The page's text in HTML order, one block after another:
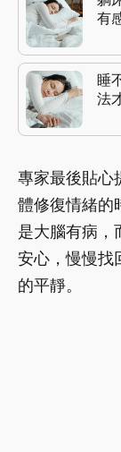
有
睡
法
專家最後貼心
體修復情緒的
是大腦有病，
安心，慢慢找
的平靜。